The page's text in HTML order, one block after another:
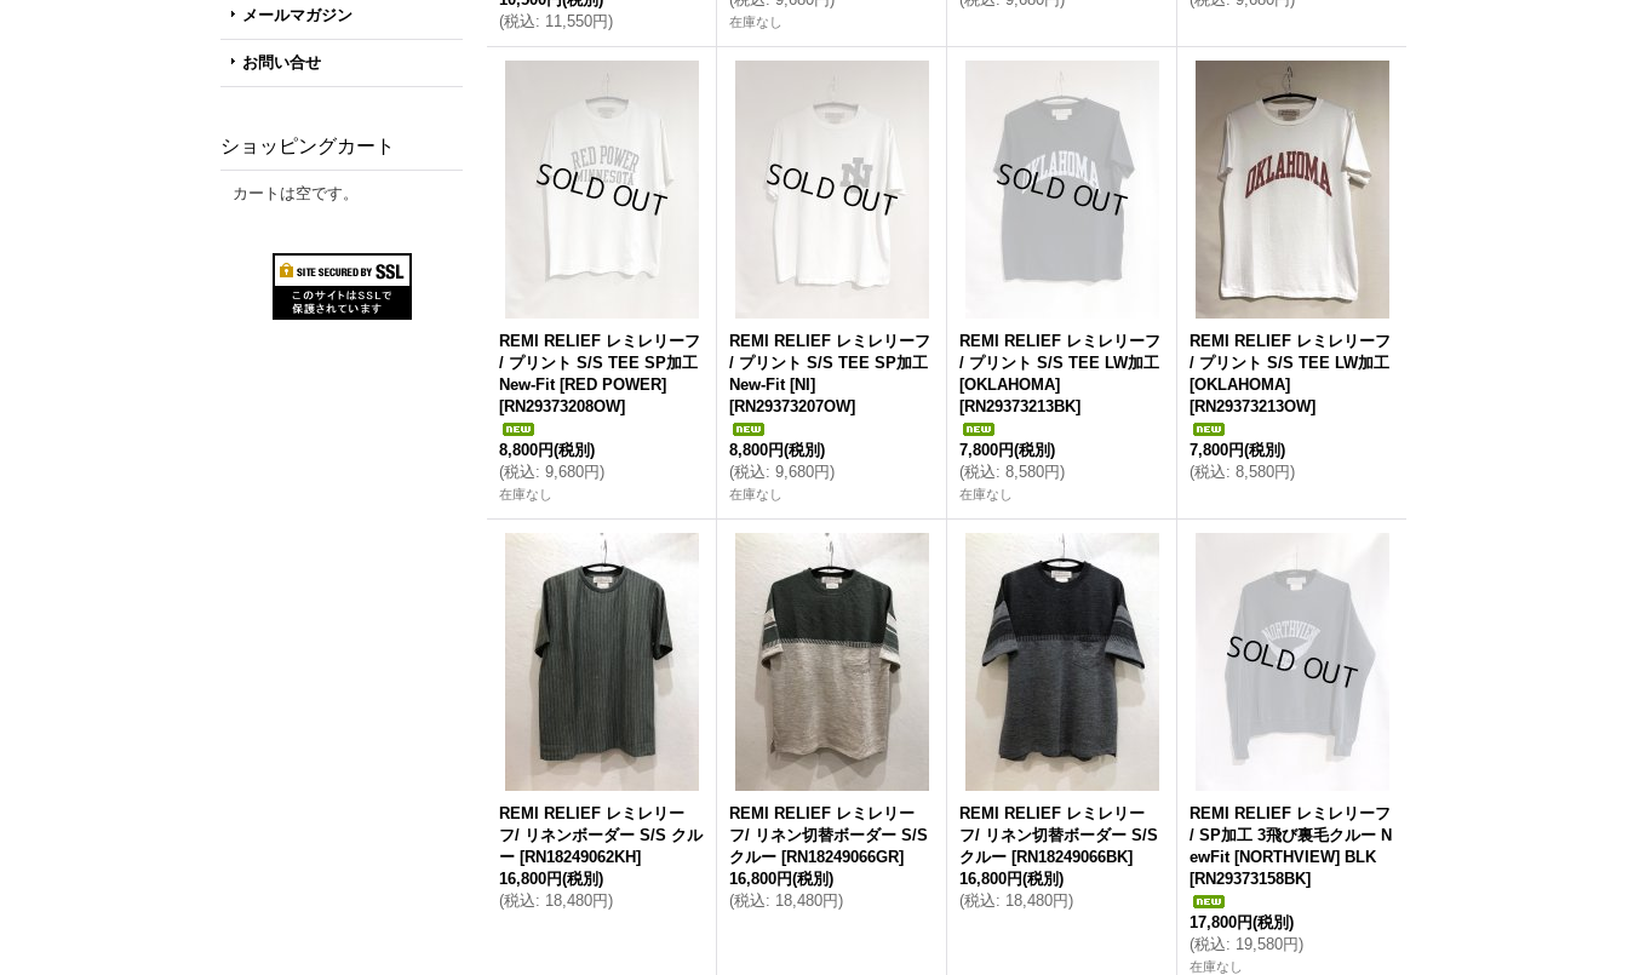
メールマガジン
お問い合せ
ショッピングカート
カートは空です。
(税込: 11,550円) 在庫なし
REMI RELIEF レミレリーフ
/ プリント S/S TEE SP加工
New-Fit [RED POWER]
[RN29373208OW]
8,800円(税別)
(税込: 9,680円)
在庫なし
REMI RELIEF レミレリーフ
/ プリント S/S TEE SP加工
New-Fit [NI]
[RN29373207OW]
8,800円(税別)
(税込: 9,680円)
在庫なし
REMI RELIEF レミレリーフ
/ プリント S/S TEE LW加工
[OKLAHOMA]
[RN29373213BK]
7,800円(税別)
(税込: 8,580円)
在庫なし
REMI RELIEF レミレリーフ
/ プリント S/S TEE LW加工
[OKLAHOMA]
[RN29373213OW]
7,800円(税別)
(税込: 8,580円)
REMI RELIEF レミレリー
フ/ リネンボーダー S/S クル
ー [RN18249062KH]
16,800円(税別)
(税込: 18,480円)
REMI RELIEF レミレリー
フ/ リネン切替ボーダー S/S
クルー [RN18249066GR]
16,800円(税別)
(税込: 18,480円)
REMI RELIEF レミレリー
フ/ リネン切替ボーダー S/S
クルー [RN18249066BK]
16,800円(税別)
(税込: 18,480円)
REMI RELIEF レミレリーフ
/ SP加工 3飛び裏毛クルー N
ewFit [NORTHVIEW] BLK
[RN29373158BK]
17,800円(税別)
(税込: 19,580円)
在庫なし